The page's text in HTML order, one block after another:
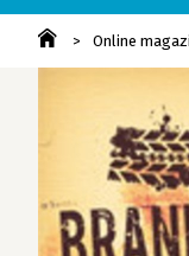
Online